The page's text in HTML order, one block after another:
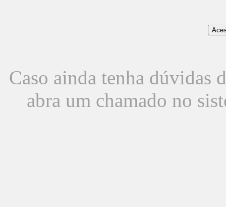
Caso ainda tenha dúvidas
abra um chamado no